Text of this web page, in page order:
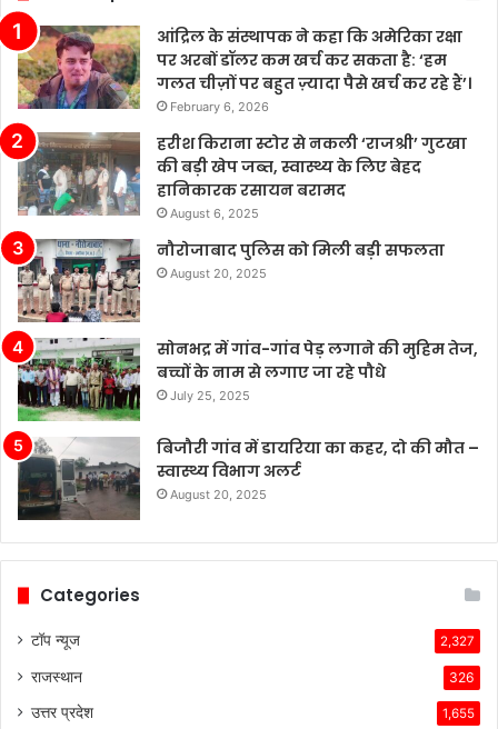
उद्योग
में
कई
चुनौतियाँ
हैं।
चीन
के
बढ़ते
में
टेस्ला
की
बिक्री
लगातार
मजबूत
बनी
हुई
है,
जबकि
अन्य
कंपनियां
समस्याओं
का
सामना
आंद्रिल के संस्थापक ने कहा कि अमेरिका रक्षा
पर अरबों डॉलर कम खर्च कर सकता है: ‘हम
गलत चीज़ों पर बहुत ज़्यादा पैसे खर्च कर रहे हैं’।
February 6, 2026
हरीश किराना स्टोर से नकली ‘राजश्री’ गुटखा
की बड़ी खेप जब्त, स्वास्थ्य के लिए बेहद
हानिकारक रसायन बरामद
August 6, 2025
नौरोजाबाद पुलिस को मिली बड़ी सफलता
August 20, 2025
सोनभद्र में गांव-गांव पेड़ लगाने की मुहिम तेज,
बच्चों के नाम से लगाए जा रहे पौधे
July 25, 2025
बिजौरी गांव में डायरिया का कहर, दो की मौत –
स्वास्थ्य विभाग अलर्ट
August 20, 2025
Categories
टॉप न्यूज 2,327
राजस्थान 326
उत्तर प्रदेश 1,655